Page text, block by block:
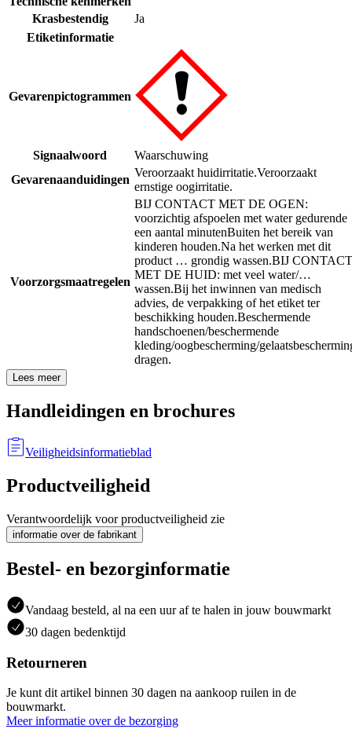
Krasbestendig
Ja
Etiketinformatie
Gevarenpictogrammen
Signaalwoord
Waarschuwing
Gevarenaanduidingen
Veroorzaakt huidirritatie.Veroorzaakt
ernstige oogirritatie.
Voorzorgsmaatregelen
BIJ CONTACT MET DE OGEN:
voorzichtig afspoelen met water gedurende
een aantal minutenBuiten het bereik van
kinderen houden.Na het werken met dit
product … grondig wassen.BIJ CONTACT
MET DE HUID: met veel water/…
wassen.Bij het inwinnen van medisch
advies, de verpakking of het etiket ter
beschikking houden.Beschermende
handschoenen/beschermende
kleding/oogbescherming/
dragen.
Lees meer
Handleidingen en brochures
Veiligheidsinformatieblad
Productveiligheid
Verantwoordelijk voor productveiligheid zie
informatie over de fabrikant
Bestel- en bezorginformatie
Vandaag besteld, al na een uur af te halen in jouw bouwmarkt
30 dagen bedenktijd
Retourneren
Je kunt dit artikel binnen 30 dagen na aankoop ruilen in de
bouwmarkt.
Meer informatie over de bezorging